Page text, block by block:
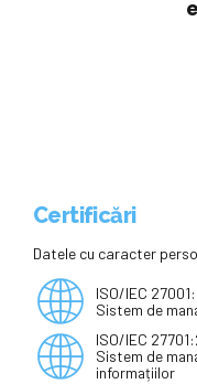
Certificări
Datele cu caracter
ISO/IEC
Sistem de
ISO/IEC
Sistem de
informațiilor